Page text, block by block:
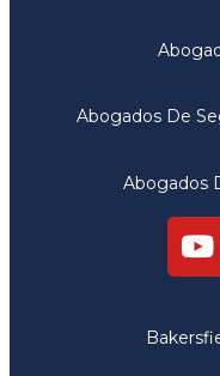
Abogados De
Abogados